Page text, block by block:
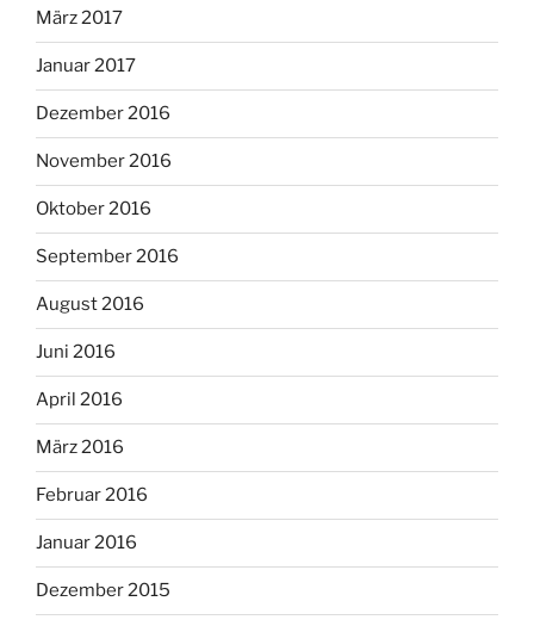
März 2017
Januar 2017
Dezember 2016
November 2016
Oktober 2016
September 2016
August 2016
Juni 2016
April 2016
März 2016
Februar 2016
Januar 2016
Dezember 2015